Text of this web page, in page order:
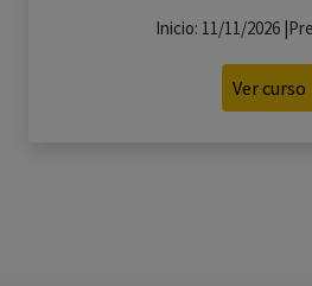
Inicio: 11/11/2026
Ver curso